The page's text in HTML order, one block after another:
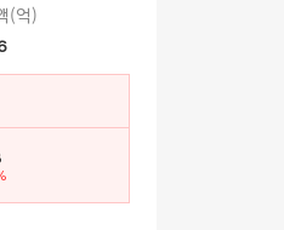
(억)